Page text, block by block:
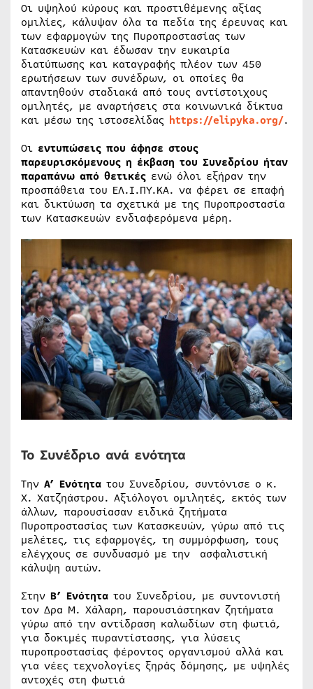
Οι υψηλού κύρους και προστιθέμενης αξίας
ομιλίες, κάλυψαν όλα τα πεδία της έρευνας και
των εφαρμογών της Πυροπροστασίας των
Κατασκευών και έδωσαν την ευκαιρία
διατύπωσης και καταγραφής πλέον των 450
ερωτήσεων των συνέδρων, οι οποίες θα
απαντηθούν σταδιακά από τους αντίστοιχους
ομιλητές, με αναρτήσεις στα κοινωνικά δίκτυα
και μέσω της ιστοσελίδας https://elipyka.org/.
Οι εντυπώσεις που άφησε στους
παρευρισκόμενους η έκβαση του Συνεδρίου ήταν
παραπάνω από θετικές ενώ όλοι εξήραν την
προσπάθεια του ΕΛ.Ι.ΠΥ.ΚΑ. να φέρει σε επαφή
και δικτύωση τα σχετικά με της Πυροπροστασία
των Κατασκευών ενδιαφερόμενα μέρη.
Το Συνέδριο ανά ενότητα
Την Α’ Ενότητα του Συνεδρίου, συντόνισε ο κ.
Χ. Χατζηάστρου. Αξιόλογοι ομιλητές, εκτός των
άλλων, παρουσίασαν ειδικά ζητήματα
Πυροπροστασίας των Κατασκευών, γύρω από τις
μελέτες, τις εφαρμογές, τη συμμόρφωση, τους
ελέγχους σε συνδυασμό με την ασφαλιστική
κάλυψη αυτών.
Στην Β’ Ενότητα του Συνεδρίου, με συντονιστή
τον Δρα Μ. Χάλαρη, παρουσιάστηκαν ζητήματα
γύρω από την αντίδραση καλωδίων στη φωτιά,
για δοκιμές πυραντίστασης, για λύσεις
πυροπροστασίας φέροντος οργανισμού αλλά και
για νέες τεχνολογίες ξηράς δόμησης, με υψηλές
αντοχές στη φωτιά